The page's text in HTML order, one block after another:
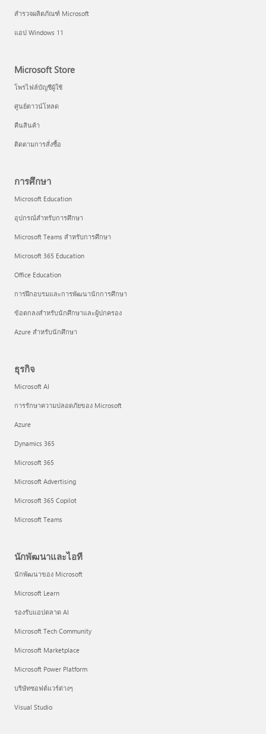
สำรวจผลิตภัณฑ์ Microsoft
แอป Windows 11
Microsoft Store
โพรไฟล์บัญชีผู้ใช้
ศูนย์ดาวน์โหลด
คืนสินค้า
ติดตามการสั่งซื้อ
การศึกษา
Microsoft Education
อุปกรณ์สำหรับการศึกษา
Microsoft Teams สำหรับการศึกษา
Microsoft 365 Education
Office Education
การฝึกอบรมและการพัฒนานักการศึกษา
ข้อตกลงสำหรับนักศึกษาและผู้ปกครอง
Azure สำหรับนักศึกษา
ธุรกิจ
Microsoft AI
การรักษาความปลอดภัยของ Microsoft
Azure
Dynamics 365
Microsoft 365
Microsoft Advertising
Microsoft 365 Copilot
Microsoft Teams
นักพัฒนาและไอที
นักพัฒนาของ Microsoft
Microsoft Learn
รองรับแอปตลาด AI
Microsoft Tech Community
Microsoft Marketplace
Microsoft Power Platform
บริษัทซอฟต์แวร์ต่างๆ
Visual Studio